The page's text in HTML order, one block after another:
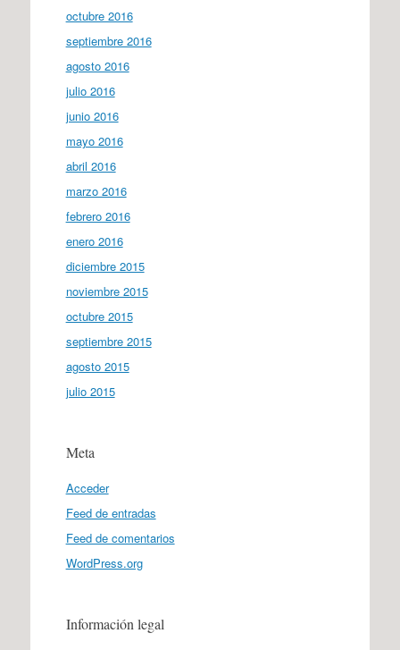
octubre 2016
septiembre 2016
agosto 2016
julio 2016
junio 2016
mayo 2016
abril 2016
marzo 2016
febrero 2016
enero 2016
diciembre 2015
noviembre 2015
octubre 2015
septiembre 2015
agosto 2015
julio 2015
Meta
Acceder
Feed de entradas
Feed de comentarios
WordPress.org
Información legal